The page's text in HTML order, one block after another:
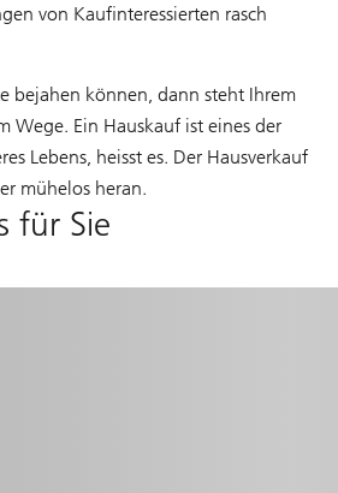
von Kaufinteressierten rasch
bejahen können, dann steht Ihrem
Wege. Ein Hauskauf ist eines der
Lebens, heisst es. Der Hausverkauf
mühelos heran.
für Sie